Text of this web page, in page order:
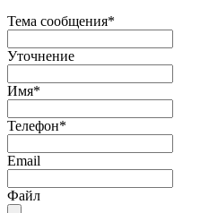
Тема сообщения*
Уточнение
Имя*
Телефон*
Email
Файл